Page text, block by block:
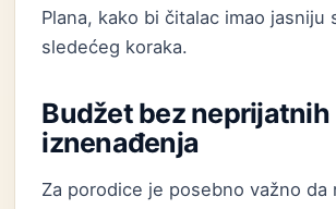
Plana, kako bi čitalac imao jasniju
sledećeg koraka.
Budžet bez neprijatnih
iznenađenja
Za porodice je posebno važno da